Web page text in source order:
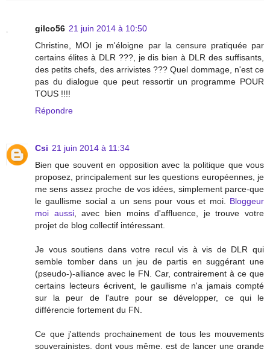
gilco56 21 juin 2014 à 10:50
Christine, MOI je m'éloigne par la censure pratiquée par
certains élites à DLR ???, je dis bien à DLR des suffisants,
des petits chefs, des arrivistes ??? Quel dommage, n'est ce
pas du dialogue que peut ressortir un programme POUR
TOUS !!!!
Répondre
Csi 21 juin 2014 à 11:34
Bien que souvent en opposition avec la politique que vous
proposez, principalement sur les questions européennes, je
me sens assez proche de vos idées, simplement parce-que
le gaullisme social a un sens pour vous et moi. Bloggeur
moi aussi, avec bien moins d'affluence, je trouve votre
projet de blog collectif intéressant.
Je vous soutiens dans votre recul vis à vis de DLR qui
semble tomber dans un jeu de partis en suggérant une
(pseudo-)-alliance avec le FN. Car, contrairement à ce que
certains lecteurs écrivent, le gaullisme n'a jamais compté
sur la peur de l'autre pour se développer, ce qui le
différencie fortement du FN.
Ce que j'attends prochainement de tous les mouvements
souverainistes, dont vous même, est de lancer une grande